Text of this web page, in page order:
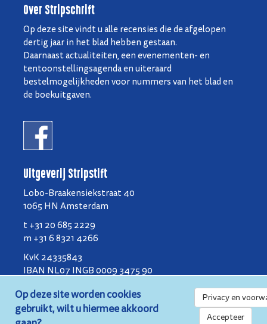
Over Stripschrift
Op deze site vindt u alle recensies die de afgelopen
dertig jaar in het blad hebben gestaan.
Daarnaast actualiteiten, een evenementen- en
tentoonstellingsagenda en uiteraard
bestelmogelijkheden voor nummers van het blad en
de boekuitgaven.
Uitgeverij Stripstift
Lobo-Braakensiekstraat 40
1065 HN Amsterdam
t +31 20 685 2229
m +31 6 8321 4266
KvK 24335843
IBAN NL07 INGB 0009 3475 90
Privacy en voorwaarden
Op deze site worden cookies
gebruikt, wilt u hiermee akkoord
Privacy en
Accepteer